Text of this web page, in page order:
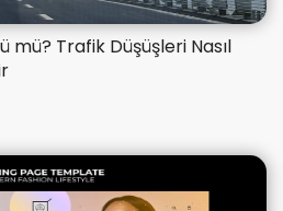
mü? Trafik Düşüşleri Nasıl